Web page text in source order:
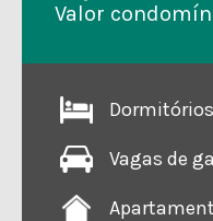
Valor
Vagas de